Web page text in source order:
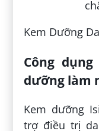
Kem Dưỡng
Công
dưỡng làm
Kem dưỡng
trợ điều trị